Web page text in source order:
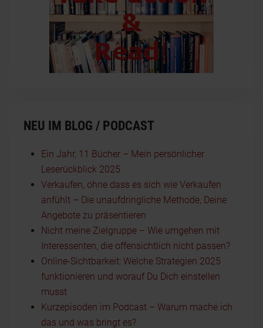
NEU IM BLOG / PODCAST
Ein Jahr, 11 Bücher – Mein persönlicher
Leserückblick 2025
Verkaufen, ohne dass es sich wie Verkaufen
anfühlt – Die unaufdringliche Methode, Deine
Angebote zu präsentieren
Nicht meine Zielgruppe – Wie umgehen mit
Interessenten, die offensichtlich nicht passen?
Online-Sichtbarkeit: Welche Strategien 2025
funktionieren und worauf Du Dich einstellen
musst
Kurzepisoden im Podcast – Warum mache ich
das und was bringt es?